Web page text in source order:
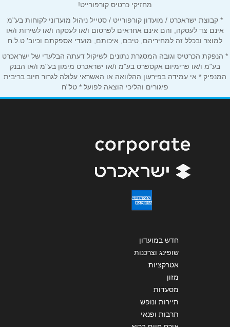
נושא*
אנא חזרו אלי בקשר ל...
הודעה*
שליחה
מחזיקי כרטיס קורפורייט!
* קבוצת ישראכרט / מועדון קורפורייט / סטייל ניהול מועדוני לקוחות בע"מ
אינם צד לעסקה, והם אינם אחראים לפרסום ו/או לעסקה ו/או לשירות ו/או
למוצר ובכלל זה למחיריהם, טיבם, איכותם, מועדי אספקתם וכיוב' ט.ל.ח
* הנפקת הכרטיס וגובה המסגרת נתונים לשיקול דעתה הבלעדי של ישראכרט
בע"מ ו/או פרימיום אקספרס בע"מ ו/או ישראכרט מימון בע"מ ו/או הבנק
המנפיק * אי עמידה בפירעון ההלוואה או האשראי עלולה לגרור חיוב בריבית
פיגורים והליכי הוצאה לפועל * טל"ח
חדש במועדון
שופינג וצרכנות
אטרקציות
מזון
מסעדות
תיירות ונופש
תרבות ופנאי